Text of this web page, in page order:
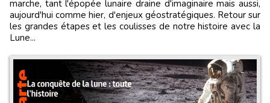
marche, tant l'épopée lunaire draine d'imaginaire mais aussi,
aujourd'hui comme hier, d'enjeux géostratégiques. Retour sur
les grandes étapes et les coulisses de notre histoire avec la
Lune...